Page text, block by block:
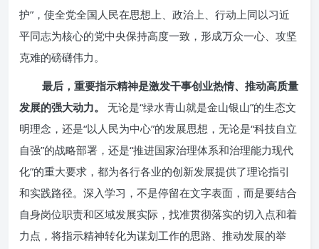
护”，使全党全国人民在思想上、政治上、行动上同以习近
平同志为核心的党中央保持高度一致，形成万众一心、攻坚
克难的磅礴伟力。
最后，重要指示精神是激发干事创业热情、推动高质量
发展的强大动力。
无论是“绿水青山就是金山银山”的生态文
明理念，还是“以人民为中心”的发展思想，无论是“科技自立
自强”的战略部署，还是“推进国家治理体系和治理能力现代
化”的重大要求，都为各行各业的创新发展提供了理论指引
和实践路径。深入学习，不是停留在文字表面，而是要结合
自身岗位职责和区域发展实际，找准贯彻落实的切入点和着
力点，将指示精神转化为谋划工作的思路、推动发展的举